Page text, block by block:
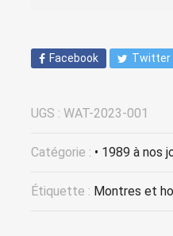
Facebook Twitter
UGS : WAT-2023-001
Catégorie : • 1989 à nos
Étiquette : Montres et